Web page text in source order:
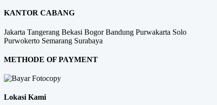
KANTOR CABANG
Jakarta Tangerang Bekasi BogorBandung Purwakarta Solo
Purwokerto Semarang Surabaya
METHODE OF PAYMENT
Lokasi Kami